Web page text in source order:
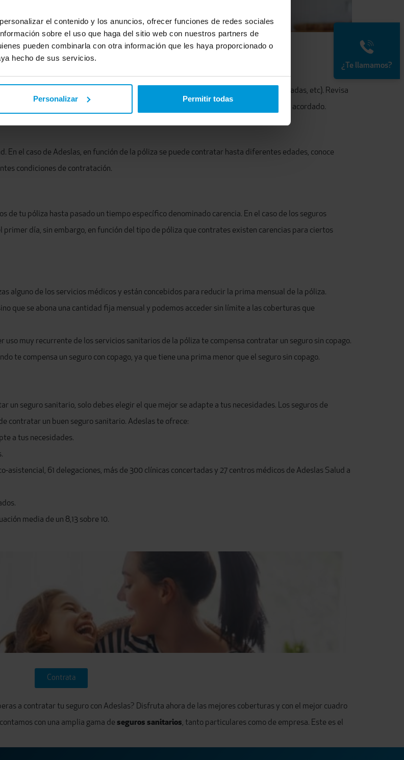
el contenido y los anuncios, ofrecer funciones de redes sociales
sobre el uso que haga del sitio web con nuestros partners de
pueden combinarla con otra información que les haya proporcionado o
hecho de sus servicios.
Personalizar Permitir todas
¿Te llamamos?
de las coberturas de su póliza de seguro.
del asegurado (edad, con copago o sin copago, nº de personas aseguradas, etc). Revisa
en relación calidad-precio, este será el precio que abones según el medio de pago acordado.
En el caso de Adeslas, en función de la póliza se puede contratar hasta diferentes edades, conoce
condiciones de contratación.
de tu póliza hasta pasado un tiempo específico denominado carencia. En el caso de los seguros
día, sin embargo, en función del tipo de póliza que contrates existen carencias para ciertos
alguno de los servicios médicos y están concebidos para reducir la prima mensual de la póliza.
que se abona una cantidad fija mensual y podemos acceder sin límite a las coberturas que
uso muy recurrente de los servicios sanitarios de la póliza te compensa contratar un seguro sin copago.
te compensa un seguro con copago, ya que tiene una prima menor que el seguro sin copago.
un seguro sanitario, solo debes elegir el que mejor se adapte a tus necesidades. Los seguros de
contratar un buen seguro sanitario. Adeslas te ofrece:
a tus necesidades.
asistencial, 61 delegaciones, más de 300 clínicas concertadas y 27 centros médicos de Adeslas Salud a
media de un 8,13 sobre 10.
Contrata
a contratar tu seguro con Adeslas? Disfruta ahora de las mejores coberturas y con el mejor cuadro
con una amplia gama de seguros sanitarios, tanto particulares como de empresa. Este es el